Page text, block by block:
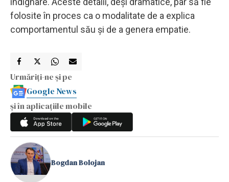
folosite în proces ca o modalitate de a explica
comportamentul său și de a genera empatie.
Urmăriți-ne și pe
Google News
și în aplicațiile mobile
Bogdan Bolojan